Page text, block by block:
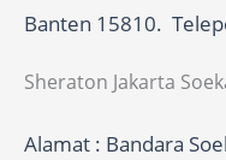
Banten 15810.
Sheraton Jakarta
Alamat : Bandara